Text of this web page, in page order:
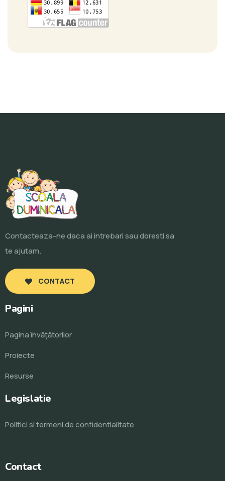
Contacteaza-ne daca ai intrebari sau doresti sa
te ajutam.
CONTACT
Pagini
Pagina învăţătorilor
Proiecte
Resurse
Legislatie
Politici si termeni de confidentialitate
Contact